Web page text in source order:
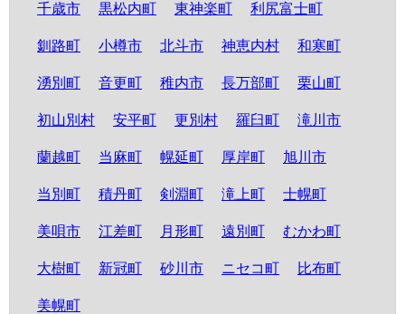
千歳市 黒松内町 東神楽町 利尻富士町
釧路町 小樽市 北斗市 神恵内村 和寒町
湧別町 音更町 稚内市 長万部町 栗山町
初山別村 安平町 更別村 羅臼町 滝川市
蘭越町 当麻町 幌延町 厚岸町 旭川市
当別町 積丹町 剣淵町 滝上町 士幌町
美唄市 江差町 月形町 遠別町 むかわ町
大樹町 新冠町 砂川市 ニセコ町 比布町
美幌町